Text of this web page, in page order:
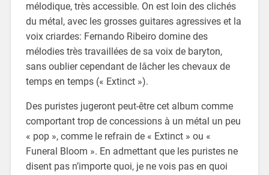
mélodique, très accessible. On est loin des clichés
du métal, avec les grosses guitares agressives et la
voix criardes: Fernando Ribeiro domine des
mélodies très travaillées de sa voix de baryton,
sans oublier cependant de lâcher les chevaux de
temps en temps (« Extinct »).
Des puristes jugeront peut-être cet album comme
comportant trop de concessions à un métal un peu
« pop », comme le refrain de « Extinct » ou «
Funeral Bloom ». En admettant que les puristes ne
disent pas n’importe quoi, je ne vois pas en quoi